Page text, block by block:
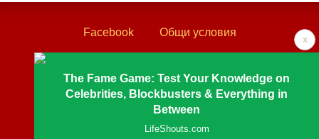
x
The Fame Game: Test Your Knowledge on
Celebrities, Blockbusters & Everything in
Between
LifeShouts.com
Facebook Общи условия
Политика за поверителност
Контакти
Textove.com © 2003 - 2026